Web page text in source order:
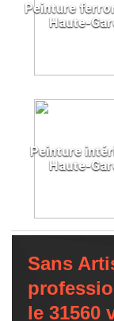
Peinture
Haute-
Peinture
Haute-
Sans
le 31560